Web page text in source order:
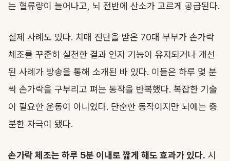
는 혈류량이 늘어나고, 뇌 전반에 산소가 고르게 공급된다.
실제 사례도 있다. 치매 진단을 받은 70대 부부가 손가락
체조를 꾸준히 실천한 결과 인지 기능이 유지되거나 개선
된 사례가 방송을 통해 소개된 바 있다. 이들은 하루 몇 분
씩 손가락을 구부리고 펴는 동작을 반복했다. 복잡한 기술
이 필요한 운동이 아니었다. 단순한 동작이지만 뇌에는 충
분한 자극이 됐다.
손가락 체조는 하루 5분 이내로 짧게 해도 효과가 있다. 시